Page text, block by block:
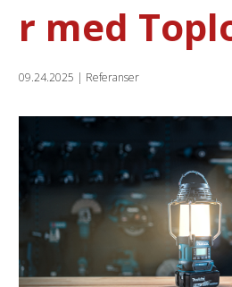
r med
09.24.2025 | Referanser